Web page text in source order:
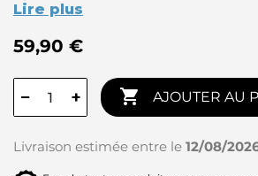
Lire plus
59,90 €
− +  AJOUTER AU
Livraison estimée entre le 12/08/